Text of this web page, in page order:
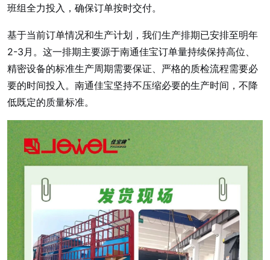
班组全力投入，确保订单按时交付。
基于当前订单情况和生产计划，我们生产排期已安排至明年
2-3月。这一排期主要源于南通佳宝订单量持续保持高位、
精密设备的标准生产周期需要保证、严格的质检流程需要必
要的时间投入。南通佳宝坚持不压缩必要的生产时间，不降
低既定的质量标准。